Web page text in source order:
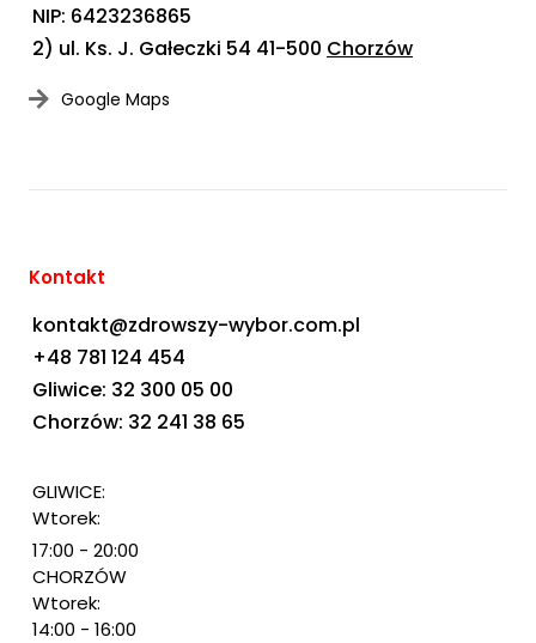
NIP: 6423236865
2) ul. Ks. J. Gałeczki 54 41-500 Chorzów
Google Maps
Kontakt
kontakt@zdrowszy-wybor.com.pl
+48 781 124 454
Gliwice: 32 300 05 00
Chorzów: 32 241 38 65
GLIWICE:
Wtorek:
17:00 - 20:00
CHORZÓW
Wtorek:
14:00 - 16:00